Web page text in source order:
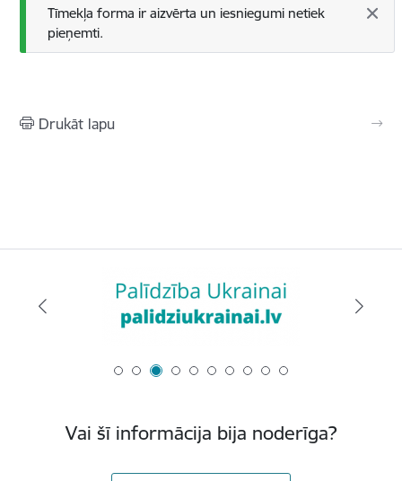
Statusa ziņojums
Tīmekļa forma ir aizvērta un iesniegumi netiek
pieņemti.
Drukāt lapu
Vai šī informācija bija noderīga?